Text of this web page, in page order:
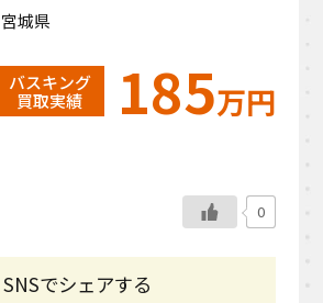
宮城県
バスキング
買取実績
185万円
0
SNSでシェアする